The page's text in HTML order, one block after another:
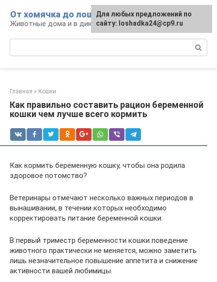
контенту
От хомячка до лошади
Животные дома и в дикой природе
Главная » Кошки
Как правильно составить рацион беременной
кошки чем лучше всего кормить
Как кормить беременную кошку, чтобы она родила
здоровое потомство?
Ветеринары отмечают несколько важных периодов в
вынашивании, в течении которых необходимо
корректировать питание беременной кошки.
В первый триместр беременности кошки поведение
животного практически не меняется, можно заметить
лишь незначительное повышение аппетита и снижение
активности вашей любимицы.
Для любых предложений по
сайту: loshadka24@cp9.ru